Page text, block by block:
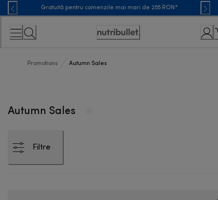
Skip
to
Content
Gratuită pentru comenzile mai mari de 255 RON*
Accessibility
Promotions Autumn Sales
Autumn Sales
Filtre